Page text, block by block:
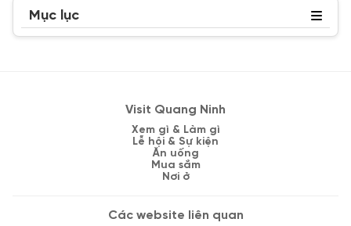
Mục lục
Visit Quang Ninh
Xem gì & Làm gì
Lễ hội & Sự kiện
Ăn uống
Mua sắm
Nơi ở
Các website liên quan